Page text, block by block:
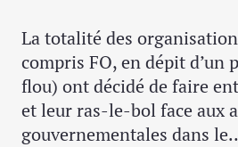
La totalité des
compris FO, en dépit d’un
flou) ont décidé de faire
et leur ras-le-bol face aux
gouvernementales dans